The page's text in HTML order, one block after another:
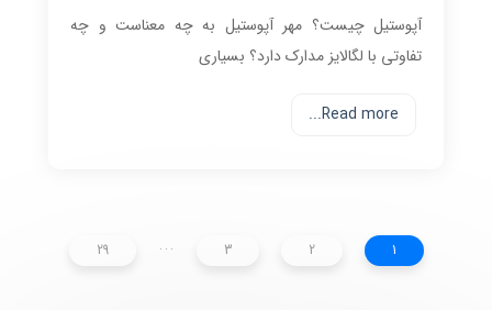
آپوستیل چیست؟ مهر آپوستیل به چه معناست و چه
تفاوتی با لگالایز مدارک دارد؟ بسیاری
Read more...
1
2
3
...
29